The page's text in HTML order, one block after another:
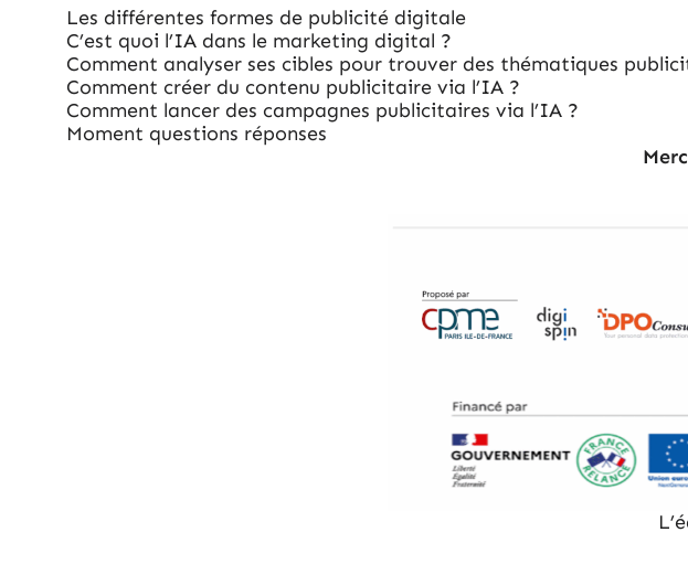
Les différentes formes de publicité digitale
C’est quoi l’IA dans le marketing digital ?
Comment analyser ses cibles pour trouver des thématiques
Comment créer du contenu publicitaire via l’IA ?
Comment lancer des campagnes publicitaires via l’IA ?
Moment questions réponses